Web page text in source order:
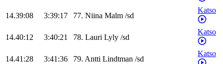
14.39:08 3:39:17 77. Niina Malm /sd
Katso
14.40:12 3:40:21 78. Lauri Lyly /sd
Katso
14.41:28 3:41:36 79. Antti Lindtman /sd
Katso